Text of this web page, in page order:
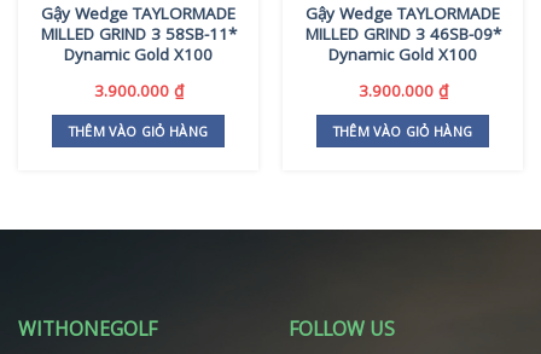
Gậy Wedge TAYLORMADE
MILLED GRIND 3 58SB-11*
Dynamic Gold X100
3.900.000 ₫
THÊM VÀO GIỎ HÀNG
Gậy Wedge TAYLORMADE
MILLED GRIND 3 46SB-09*
Dynamic Gold X100
3.900.000 ₫
THÊM VÀO GIỎ HÀNG
WITHONEGOLF FOLLOW US